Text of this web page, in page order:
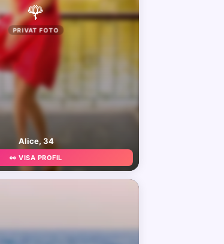
🌹
PRIVAT FOTO
Alice, 34
👀 VISA PROFIL